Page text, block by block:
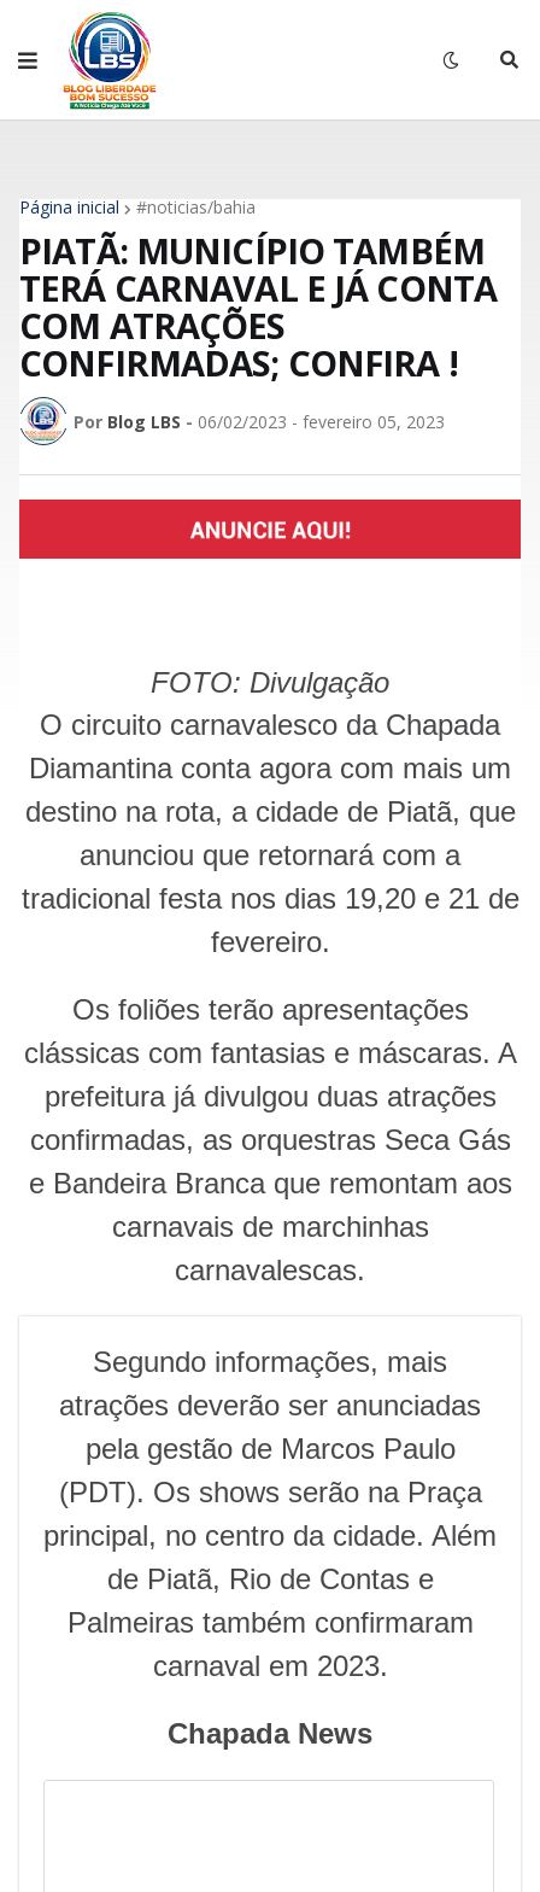
Página inicial #noticias/bahia
PIATÃ: MUNICÍPIO TAMBÉM
TERÁ CARNAVAL E JÁ CONTA
COM ATRAÇÕES
CONFIRMADAS; CONFIRA !
Por Blog LBS - 06/02/2023 - fevereiro 05, 2023
FOTO: Divulgação
O circuito carnavalesco da Chapada
Diamantina conta agora com mais um
destino na rota, a cidade de Piatã, que
anunciou que retornará com a
tradicional festa nos dias 19,20 e 21 de
fevereiro.
Os foliões terão apresentações
clássicas com fantasias e máscaras. A
prefeitura já divulgou duas atrações
confirmadas, as orquestras Seca Gás
e Bandeira Branca que remontam aos
carnavais de marchinhas
carnavalescas.
Segundo informações, mais
atrações deverão ser anunciadas
pela gestão de Marcos Paulo
(PDT). Os shows serão na Praça
principal, no centro da cidade. Além
de Piatã, Rio de Contas e
Palmeiras também confirmaram
carnaval em 2023.
Chapada News